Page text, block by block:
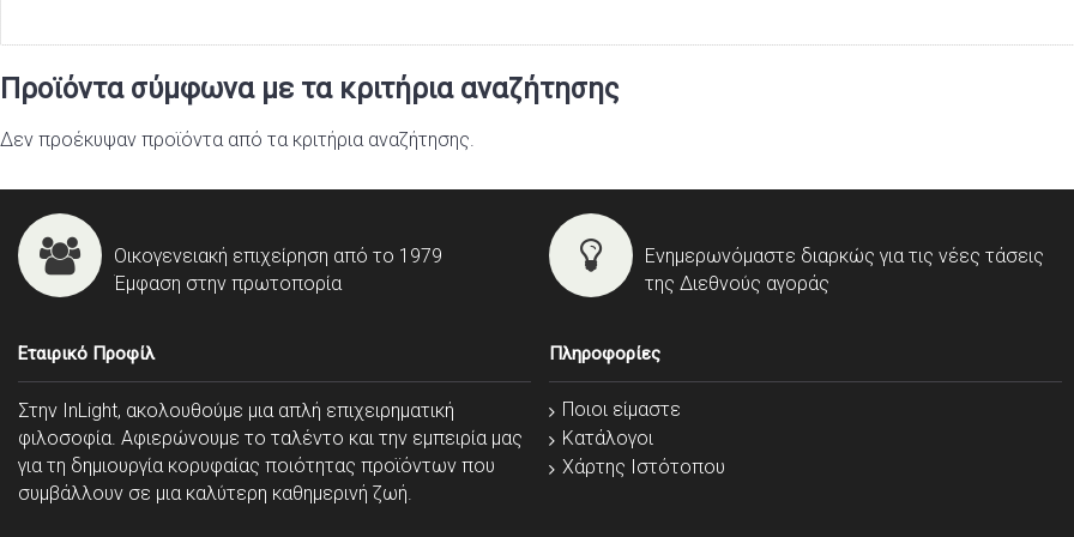
Προϊόντα σύμφωνα με τα κριτήρια αναζήτησης
Δεν προέκυψαν προϊόντα από τα κριτήρια αναζήτησης.
Οικογενειακή επιχείρηση από το 1979
Έμφαση στην πρωτοπορία
Ενημερωνόμαστε διαρκώς για τις νέες τάσεις
της Διεθνούς αγοράς
Εταιρικό Προφίλ
Στην InLight, ακολουθούμε μια απλή επιχειρηματική
φιλοσοφία. Αφιερώνουμε το ταλέντο και την εμπειρία μας
για τη δημιουργία κορυφαίας ποιότητας προϊόντων που
συμβάλλουν σε μια καλύτερη καθημερινή ζωή.
Πληροφορίες
Ποιοι είμαστε
Κατάλογοι
Χάρτης Ιστότοπου